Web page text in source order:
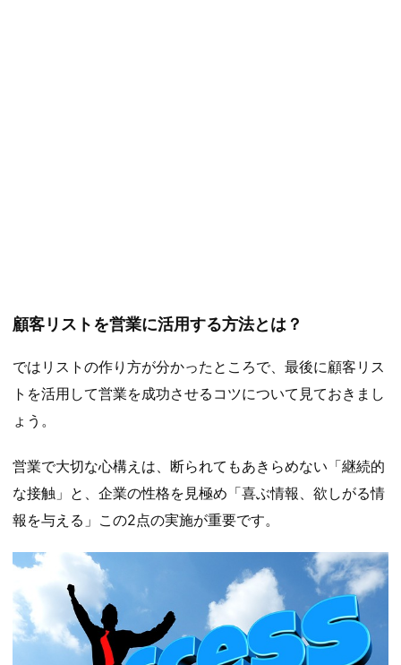
顧客リストを営業に活用する方法とは？
ではリストの作り方が分かったところで、最後に顧客リス
トを活用して営業を成功させるコツについて見ておきまし
ょう。
営業で大切な心構えは、断られてもあきらめない「継続的
な接触」と、企業の性格を見極め「喜ぶ情報、欲しがる情
報を与える」この2点の実施が重要です。